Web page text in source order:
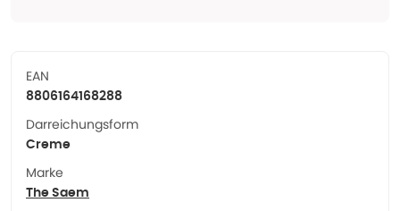
EAN
8806164168288
Darreichungsform
Creme
Marke
The Saem